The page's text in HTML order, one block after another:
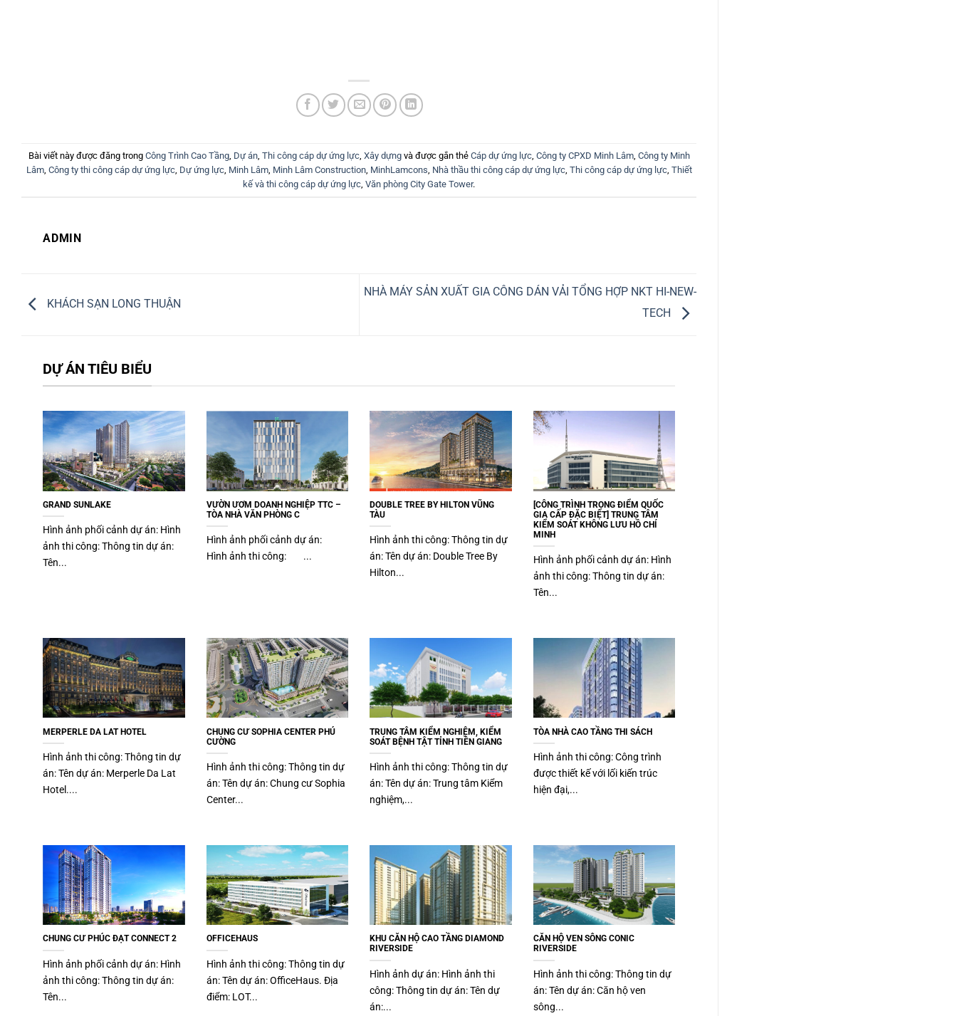
Bài viết này được đăng trong Công Trình Cao Tầng, Dự án, Thi công cáp dự ứng lực, Xây dựngvà được gắn thẻ Cáp dự ứng lực, Công ty CPXD Minh Lâm, Công ty Minh
Lâm, Công ty thi công cáp dự ứng lực, Dự ứng lực, Minh Lâm, Minh Lâm Construction, MinhLamcons Nhà thầu thi công cáp dự ứng lực, Thi công cáp dự ứng lực, Thiết
kế và thi công cáp dự ứng lực Văn phòng City Gate Tower.
ADMIN
KHÁCH SẠN LONG THUẬN
NHÀ MÁY SẢN XUẤT GIA CÔNG DÁN VẢI TỔNG HỢP NKT HI-NEW-
TECH
DỰ ÁN TIÊU BIỂU
GRAND SUNLAKE
Hình ảnh phối cảnh dự án: Hình
ảnh thi công: Thông tin dự án:
Tên...
VƯỜN ƯƠM DOANH NGHIỆP TTC –
TÒA NHÀ VĂN PHÒNG C
Hình ảnh phối cảnh dự án:
Hình ảnh thi công: ...
DOUBLE TREE BY HILTON VŨNG
TÀU
Hình ảnh thi công: Thông tin dự
án: Tên dự án: Double Tree By
Hilton...
[CÔNG TRÌNH TRỌNG ĐIỂM QUỐC
GIA CẤP ĐẶC BIỆT] TRUNG TÂM
KIỂM SOÁT KHÔNG LƯU HỒ CHÍ
MINH
Hình ảnh phối cảnh dự án: Hình
ảnh thi công: Thông tin dự án:
Tên...
MERPERLE DA LAT HOTEL
Hình ảnh thi công: Thông tin dự
án: Tên dự án: Merperle Da Lat
Hotel....
CHUNG CƯ SOPHIA CENTER PHÚ
CƯỜNG
Hình ảnh thi công: Thông tin dự
án: Tên dự án: Chung cư Sophia
Center...
TRUNG TÂM KIỂM NGHIỆM, KIỂM
SOÁT BỆNH TẬT TỈNH TIỀN GIANG
Hình ảnh thi công: Thông tin dự
án: Tên dự án: Trung tâm Kiểm
nghiệm,...
TÒA NHÀ CAO TẦNG THI SÁCH
Hình ảnh thi công: Công trình
được thiết kế với lối kiến trúc
hiện đại,...
CHUNG CƯ PHÚC ĐẠT CONNECT 2
Hình ảnh phối cảnh dự án: Hình
ảnh thi công: Thông tin dự án:
Tên...
OFFICEHAUS
Hình ảnh thi công: Thông tin dự
án: Tên dự án: OfficeHaus. Địa
điểm: LOT...
KHU CĂN HỘ CAO TẦNG DIAMOND
RIVERSIDE
Hình ảnh dự án: Hình ảnh thi
công: Thông tin dự án: Tên dự
án:...
CĂN HỘ VEN SÔNG CONIC
RIVERSIDE
Hình ảnh thi công: Thông tin dự
án: Tên dự án: Căn hộ ven
sông...